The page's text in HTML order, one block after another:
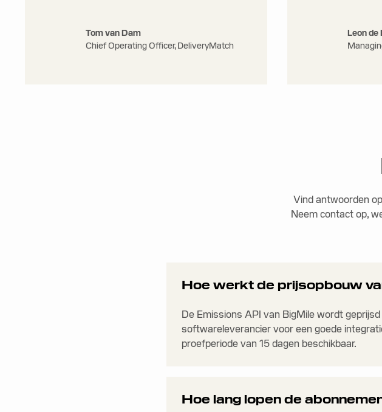
Tom van Dam
Chief Operating Officer, DeliveryMatch
Leon de
Vind antwoorden
Neem contact op,
Hoe werkt de prijsopbouw
De Emissions API van BigMile wordt
softwareleverancier voor een goede
proefperiode van 15 dagen beschikbaar.
Hoe lang lopen de